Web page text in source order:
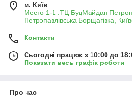
м. Київ
Место 1-1 .ТЦ БудМайдан
Петропавлівська Борщагівка,
Контакти
Сьогодні працює з 10:00 до
Показати весь графік роботи
Про нас